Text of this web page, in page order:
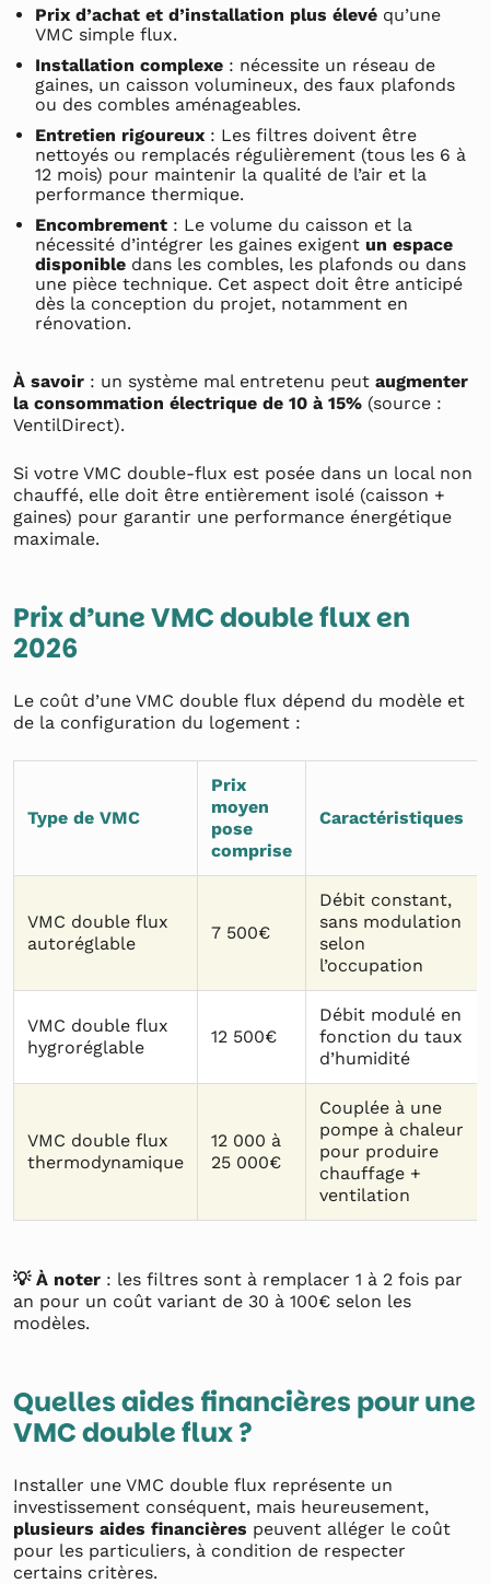
Prix d’achat et d’installation plus élevé qu’une
VMC simple flux.
Installation complexe : nécessite un réseau de
gaines, un caisson volumineux, des faux plafonds
ou des combles aménageables.
Entretien rigoureux : Les filtres doivent être
nettoyés ou remplacés régulièrement (tous les 6 à
12 mois) pour maintenir la qualité de l’air et la
performance thermique.
Encombrement : Le volume du caisson et la
nécessité d’intégrer les gaines exigent un espace
disponible dans les combles, les plafonds ou dans
une pièce technique. Cet aspect doit être anticipé
dès la conception du projet, notamment en
rénovation.
À savoir : un système mal entretenu peut augmenter
la consommation électrique de 10 à 15% (source :
VentilDirect).
Si votre VMC double-flux est posée dans un local non
chauffé, elle doit être entièrement isolé (caisson +
gaines) pour garantir une performance énergétique
maximale.
Prix d’une VMC double flux en
2026
Le coût d’une VMC double flux dépend du modèle et
de la configuration du logement :
Type de VMC
Prix
moyen
pose
comprise
Caractéristiques
VMC double flux
autoréglable
7 500€
Débit constant,
sans modulation
selon
l’occupation
VMC double flux
hygroréglable
12 500€
Débit modulé en
fonction du taux
d’humidité
VMC double flux
thermodynamique
12 000 à
25 000€
Couplée à une
pompe à chaleur
pour produire
chauffage +
ventilation
💡 À noter : les filtres sont à remplacer 1 à 2 fois par
an pour un coût variant de 30 à 100€ selon les
modèles.
Quelles aides financières pour une
VMC double flux ?
Installer une VMC double flux représente un
investissement conséquent, mais heureusement,
plusieurs aides financières peuvent alléger le coût
pour les particuliers, à condition de respecter
certains critères.